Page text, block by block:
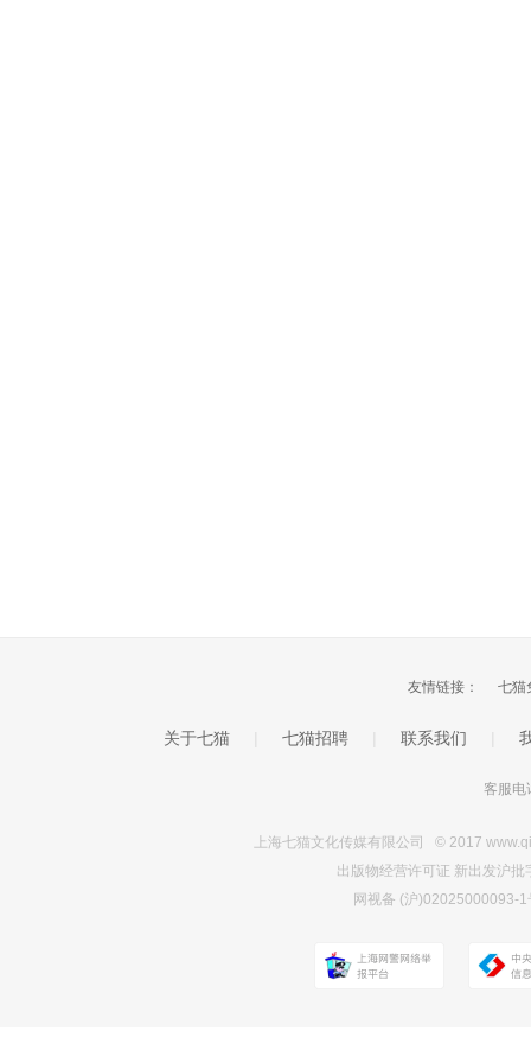
友情链接： 七猫
关于七猫 七猫招聘 联系我们
客服电
上海七猫文化传媒有限公司 © 2017
出版物经营许可证 新出发沪
网视备 (沪)02025000093-